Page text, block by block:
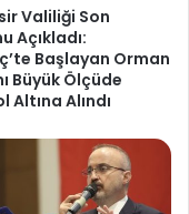
Valiliği Son
Açıkladı:
Başlayan Orman
Büyük Ölçüde
Altına Alındı